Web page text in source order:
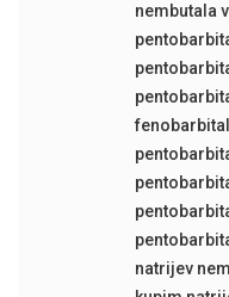
nembutala
natrijev